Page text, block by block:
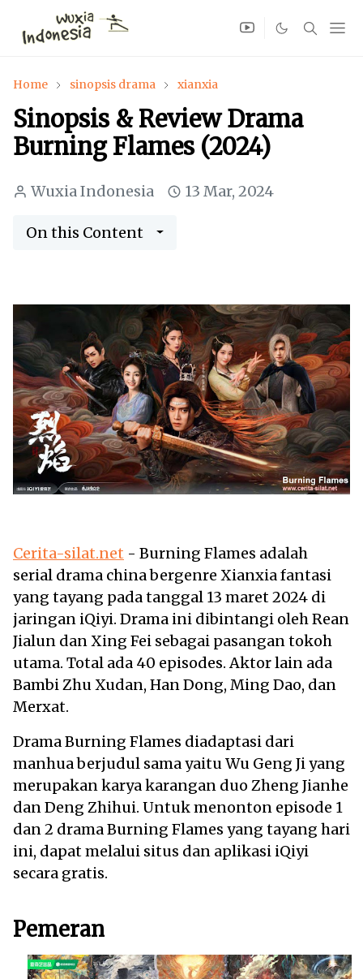
Home sinopsis drama xianxia
Sinopsis & Review Drama
Burning Flames (2024)
Wuxia Indonesia 13 Mar, 2024
On this Content
Cerita-silat.net - Burning Flames adalah
serial drama china bergenre Xianxia fantasi
yang tayang pada tanggal 13 maret 2024 di
jaringan iQiyi. Drama ini dibintangi oleh Rean
Jialun dan Xing Fei sebagai pasangan tokoh
utama. Total ada 40 episodes. Aktor lain ada
Bambi Zhu Xudan, Han Dong, Ming Dao, dan
Merxat.
Drama Burning Flames diadaptasi dari
manhua berjudul sama yaitu Wu Geng Ji yang
merupakan karya karangan duo Zheng Jianhe
dan Deng Zhihui. Untuk menonton episode 1
dan 2 drama Burning Flames yang tayang hari
ini, dapat melalui situs dan aplikasi iQiyi
secara gratis.
Pemeran